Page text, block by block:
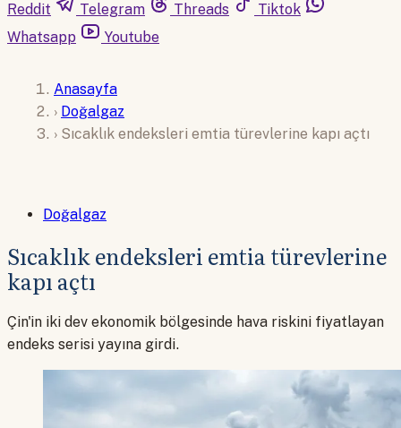
Reddit
Telegram Threads
Tiktok
Whatsapp
Youtube
Anasayfa
› Doğalgaz
› Sıcaklık endeksleri emtia türevlerine kapı açtı
Doğalgaz
Sıcaklık endeksleri emtia türevlerine
kapı açtı
Çin'in iki dev ekonomik bölgesinde hava riskini fiyatlayan
endeks serisi yayına girdi.